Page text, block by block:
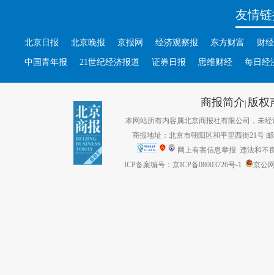
友情
北京日报 北京晚报 京报网 经济观察报 东方财富 财
中国青年报 21世纪经济报道 证券日报 思维财经 每日经
商报简介| 版权
本网站所有内容属北京商报社有限公司，未经
商报地址：北京市朝阳区和平里西街21号
网上有害信息举报 违法和不
ICP备案编号：京ICP备08003726号-1
京公